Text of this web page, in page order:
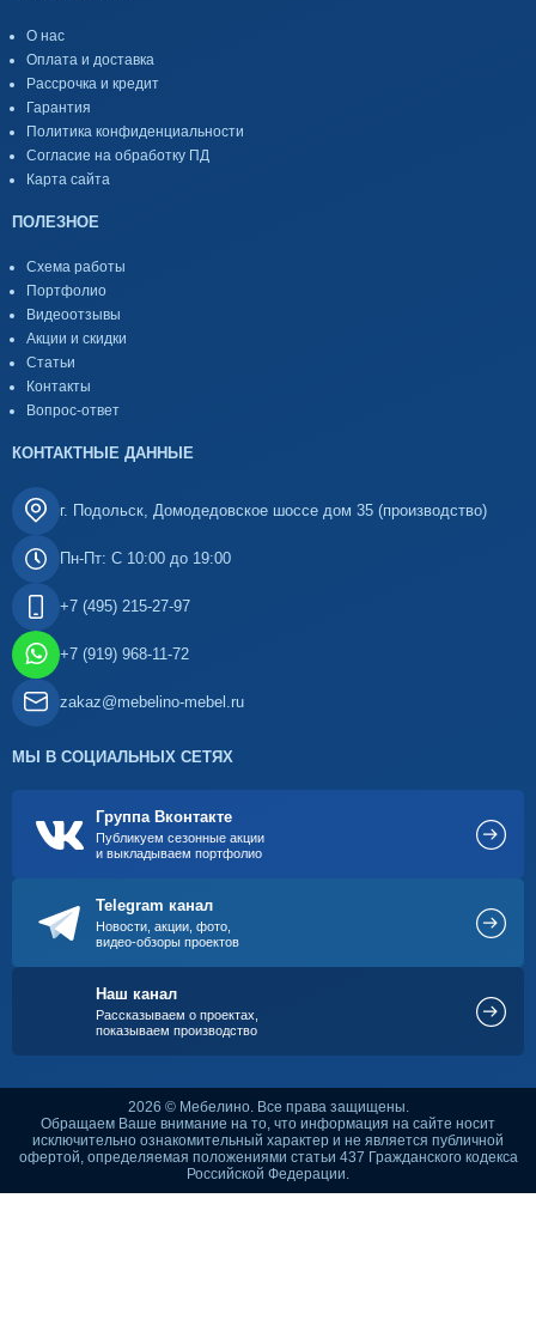
О нас
Оплата и доставка
Рассрочка и кредит
Гарантия
Политика конфиденциальности
Согласие на обработку ПД
Карта сайта
ПОЛЕЗНОЕ
Схема работы
Портфолио
Видеоотзывы
Акции и скидки
Статьи
Контакты
Вопрос-ответ
КОНТАКТНЫЕ ДАННЫЕ
г. Подольск, Домодедовское шоссе дом 35 (производство)
Пн-Пт: С 10:00 до 19:00
+7 (495) 215-27-97
+7 (919) 968-11-72
zakaz@mebelino-mebel.ru
МЫ В СОЦИАЛЬНЫХ СЕТЯХ
Группа Вконтакте
Публикуем сезонные акции
и выкладываем портфолио
Telegram канал
Новости, акции, фото,
видео-обзоры проектов
Наш канал
Рассказываем о проектах,
показываем производство
2026 © Мебелино. Все права защищены.
Обращаем Ваше внимание на то, что информация на сайте носит
исключительно ознакомительный характер и не является публичной
офертой, определяемая положениями статьи 437 Гражданского кодекса
Российской Федерации.